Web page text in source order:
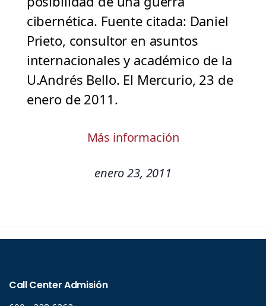
cibernética. Fuente citada: Daniel
Prieto, consultor en asuntos
internacionales y académico de la
U.Andrés Bello. El Mercurio, 23 de
enero de 2011.
Más información
enero 23, 2011